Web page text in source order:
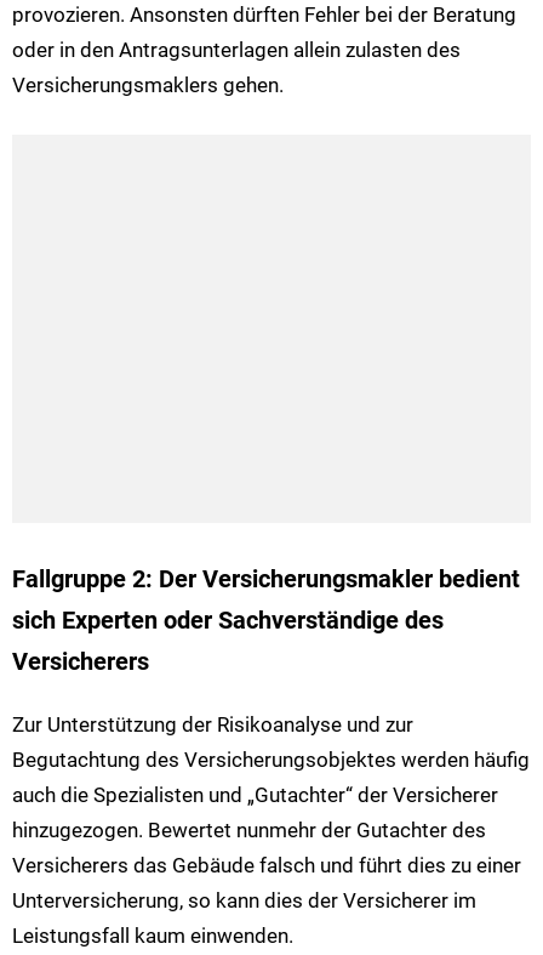
provozieren. Ansonsten dürften Fehler bei der Beratung
oder in den Antragsunterlagen allein zulasten des
Versicherungsmaklers gehen.
Fallgruppe 2: Der Versicherungsmakler bedient
sich Experten oder Sachverständige des
Versicherers
Zur Unterstützung der Risikoanalyse und zur
Begutachtung des Versicherungsobjektes werden häufig
auch die Spezialisten und „Gutachter“ der Versicherer
hinzugezogen. Bewertet nunmehr der Gutachter des
Versicherers das Gebäude falsch und führt dies zu einer
Unterversicherung, so kann dies der Versicherer im
Leistungsfall kaum einwenden.